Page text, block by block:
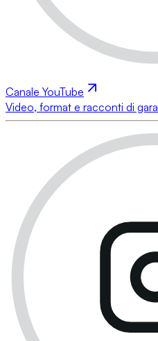
Canale YouTube
Video, format e racconti di gara